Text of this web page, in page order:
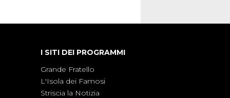
I SITI DEI PROGRAMMI
Grande Fratello
L'Isola dei Famosi
Striscia la Notizia